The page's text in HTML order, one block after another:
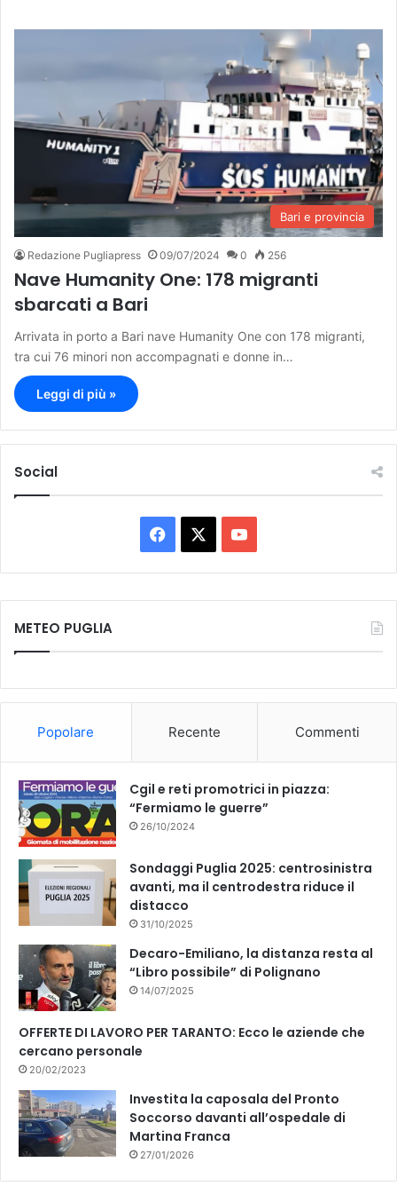
Bari e provincia
Redazione Pugliapress 09/07/2024 0 256
Nave Humanity One: 178 migranti
sbarcati a Bari
Arrivata in porto a Bari nave Humanity One con 178 migranti,
tra cui 76 minori non accompagnati e donne in…
Leggi di più »
Social
a
c
k
o
u
METEO PUGLIA
Popolare Recente Commenti
Cgil e reti promotrici in piazza:
“Fermiamo le guerre”
26/10/2024
Sondaggi Puglia 2025: centrosinistra
avanti, ma il centrodestra riduce il
distacco
31/10/2025
Decaro-Emiliano, la distanza resta al
“Libro possibile” di Polignano
14/07/2025
OFFERTE DI LAVORO PER TARANTO: Ecco le aziende che
cercano personale
20/02/2023
Investita la caposala del Pronto
Soccorso davanti all’ospedale di
Martina Franca
27/01/2026